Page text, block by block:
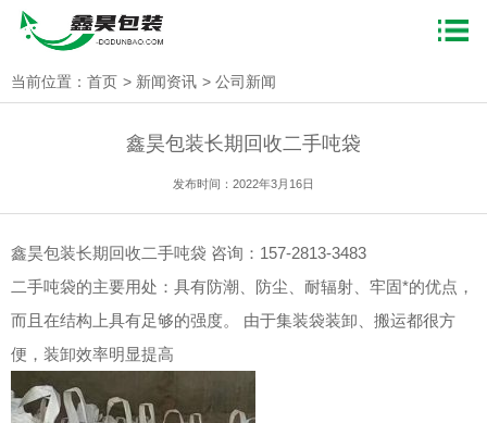
当前位置： 首页 新闻资讯 公司新闻
鑫昊包装长期回收二手吨袋
发布时间：2022年3月16日
鑫昊包装长期回收二手吨袋 咨询：157-2813-3483
二手吨袋的主要用处：具有防潮、防尘、耐辐射、牢固*的优点，
而且在结构上具有足够的强度。 由于集装袋装卸、搬运都很方
便，装卸效率明显提高